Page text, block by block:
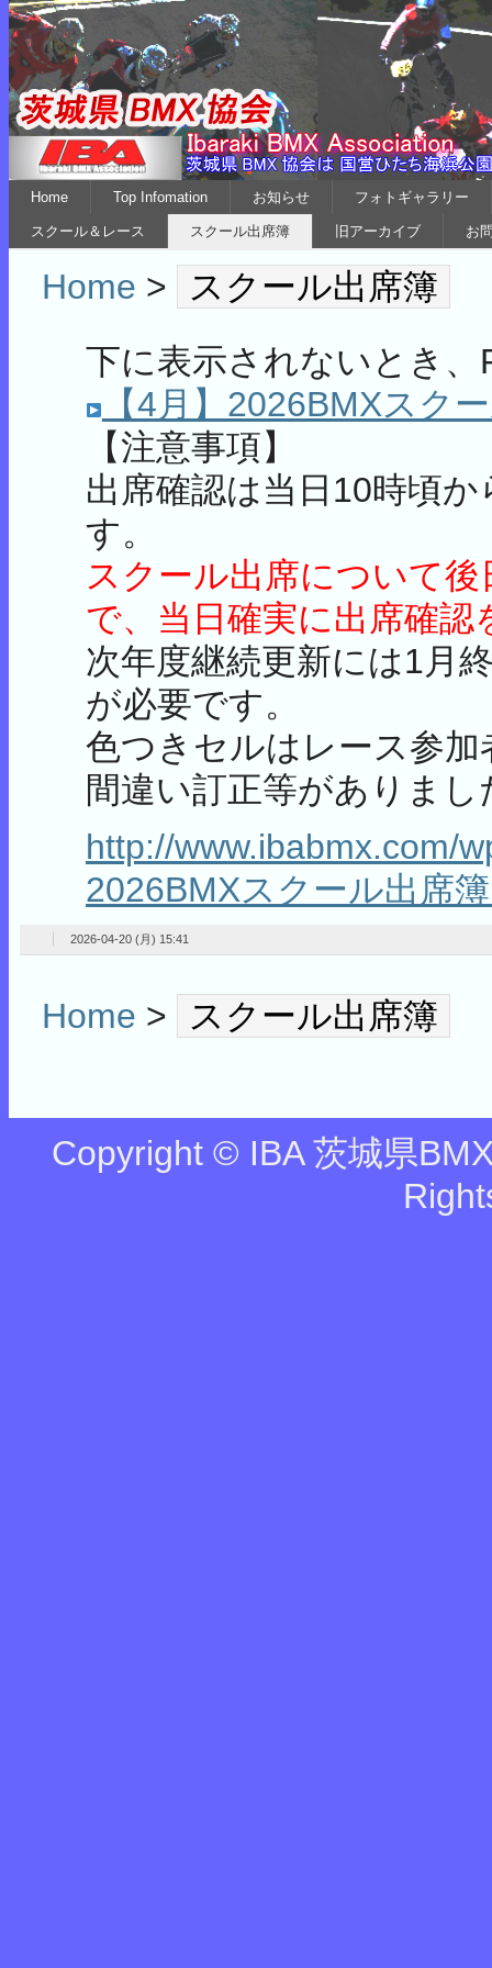
Home Top Infomation お知らせ フォトギャラリー
スクール＆レース スクール出席簿 旧アーカイブ お
Home >
スクール出席簿
下に表示されないとき
【4月】2026BMXスク
【注意事項】
出席確認は当日10時頃
す。
スクール出席について
で、当日確実に出席確認
次年度継続更新には1月
が必要です。
色つきセルはレース参
間違い訂正等がありま
http://www.ibabmx.com/
2026BMXスクール出席
2026-04-20 (月) 15:41
Home > スクール出席簿
Copyright © IBA 茨城県